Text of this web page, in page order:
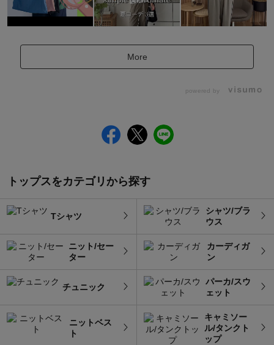
More
powered by
トップスをカテゴリから探す
Tシャツ
シャツ/ブラ
ウス
ニット/セー
ター
カーディガ
ン
チュニック
パーカ/スウ
ェット
ニットベス
ト
キャミソー
ル/タンクト
ップ